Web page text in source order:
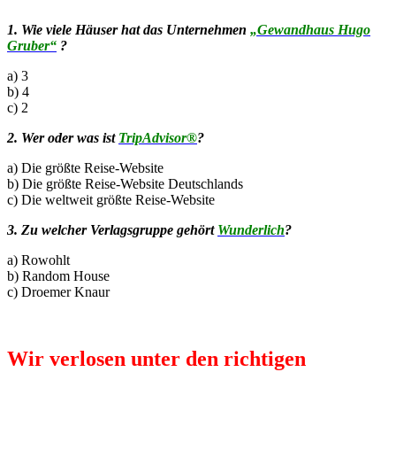
1. Wie viele Häuser hat das Unternehmen „Gewandhaus Hugo
Gruber“ ?
a) 3
b) 4
c) 2
2. Wer oder was ist TripAdvisor®?
a) Die größte Reise-Website
b) Die größte Reise-Website Deutschlands
c) Die weltweit größte Reise-Website
3. Zu welcher Verlagsgruppe gehört Wunderlich?
a) Rowohlt
b) Random House
c) Droemer Knaur
Wir verlosen unter den richtigen